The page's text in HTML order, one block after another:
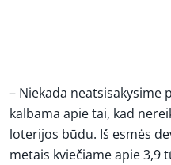
– Niekada neatsisakysime
kalbama apie tai, kad
loterijos būdu. Iš esmės
metais kviečiame apie 3,9